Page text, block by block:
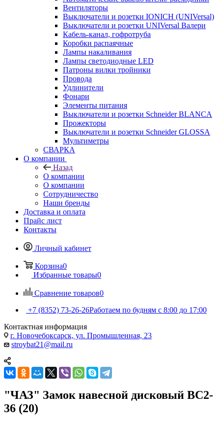
Вентиляторы
Выключатели и розетки IONICH (UNIVersal)
Выключатели и розетки UNIVersal Валери
Кабель-канал, гофротруба
Коробки распаячные
Лампы накаливания
Лампы светодиодные LED
Патроны вилки тройники
Провода
Удлинители
Фонари
Элементы питания
Выключатели и розетки Schneider BLANCA
Прожекторы
Выключатели и розетки Schneider GLOSSA
Мультиметры
СВАРКА
О компании
Назад
О компании
О компании
Сотрудничество
Наши бренды
Доставка и оплата
Прайс лист
Контакты
Личный кабинет
Корзина0
Избранные товары0
Сравнение товаров0
+7 (8352) 73-26-26Работаем по будням с 8:00 до 17:00
Контактная информация
г. Новочебоксарск, ул. Промышленная, 23
stroybat21@mail.ru
"ЧАЗ" Замок навесной дисковый ВС2-
36 (20)